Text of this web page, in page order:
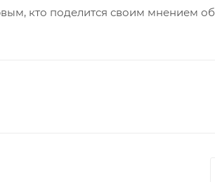
кто поделится своим мнением об